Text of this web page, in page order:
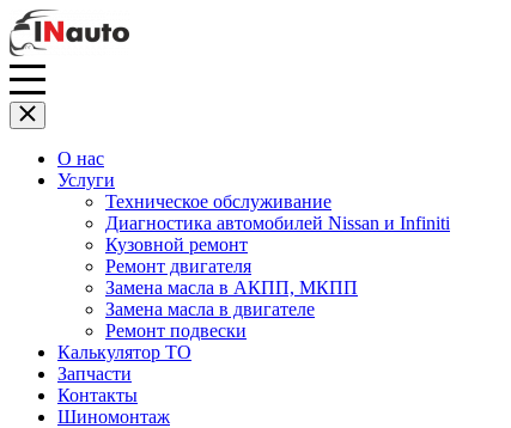
О нас
Услуги
Техническое обслуживание
Диагностика автомобилей Nissan и Infiniti
Кузовной ремонт
Ремонт двигателя
Замена масла в АКПП, МКПП
Замена масла в двигателе
Ремонт подвески
Калькулятор ТО
Запчасти
Контакты
Шиномонтаж